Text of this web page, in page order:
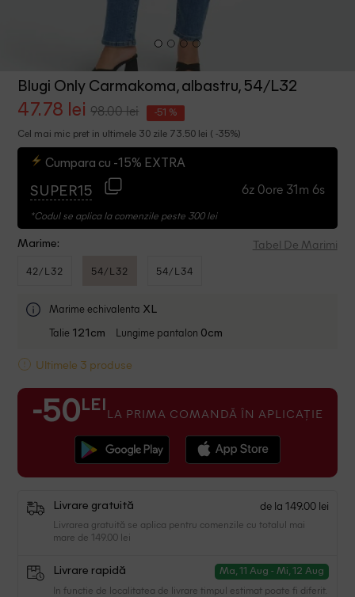
Blugi Only Carmakoma, albastru, 54/L32
47.78 lei 98.00 lei -51 %
Cel mai mic pret in ultimele 30 zile 73.50 lei ( -35%)
Cumpara cu -15% EXTRA
SUPER15 6z 0ore 31m 5s
*Codul se aplica la comenzile peste 300 lei
Marime: Tabel De Marimi
42/L32 54/L32 54/L34
Marime echivalenta XL
Talie 121cm Lungime pantalon 0cm
Ultimele 3 produse
-50 LEI LA PRIMA COMANDĂ ÎN APLICAȚIE
Livrare gratuită de la 149.00 lei
Livrarea gratuită se aplica pentru comenzile cu totalul mai
mare de 149.00 lei
Livrare rapidă Ma, 11 Aug - Mi, 12 Aug
In functie de localitatea de livrare timpul estimat poate fi diferit.